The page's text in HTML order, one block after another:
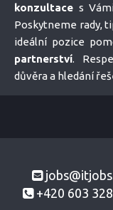
konzultace s
Poskytneme rady,
ideální pozice
partnerství.
důvěra a hledání
+420 603